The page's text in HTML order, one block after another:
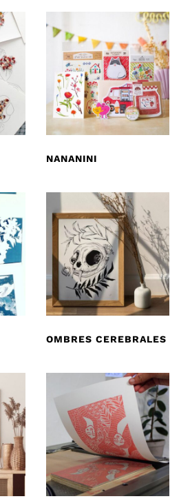
NANANINI
OMBRES CEREBRALES